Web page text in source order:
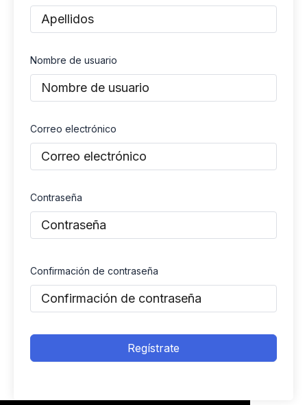
Nombre de usuario
Correo electrónico
Contraseña
Confirmación de contraseña
Regístrate